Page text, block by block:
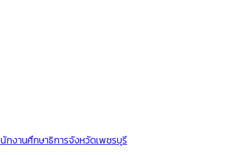
งานศึกษาธิการจังหวัดเพชรบุรี